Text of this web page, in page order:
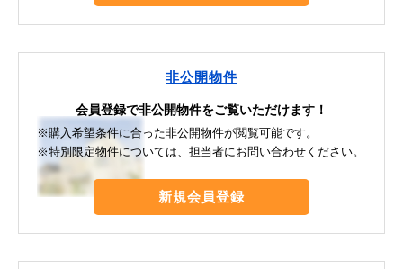
非公開物件
会員登録で非公開物件をご覧いただけます！
※購入希望条件に合った非公開物件が閲覧可能です。
※特別限定物件については、担当者にお問い合わせください。
新規会員登録